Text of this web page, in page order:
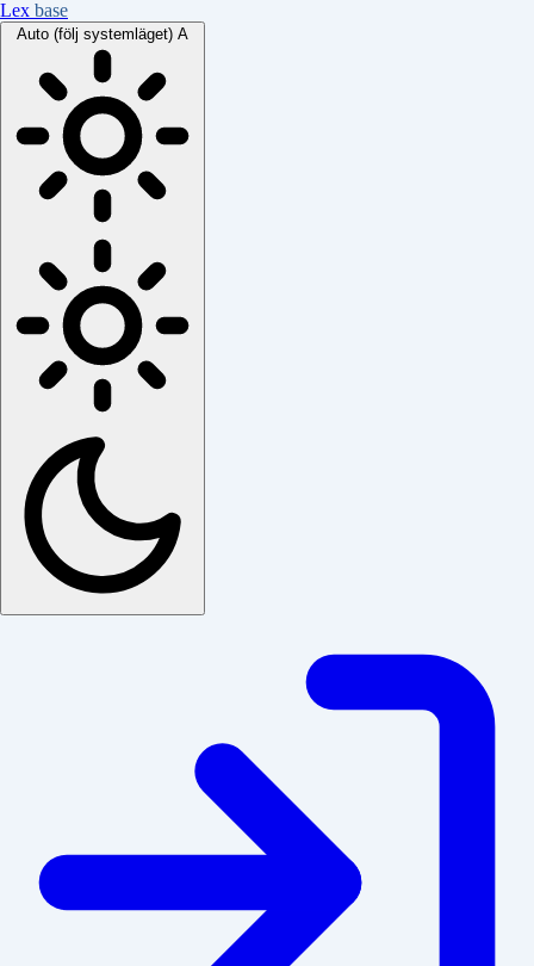
Lex base
Auto (följ systemläget) A